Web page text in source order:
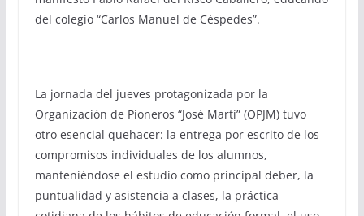
del colegio “Carlos Manuel de Céspedes”.
La jornada del jueves protagonizada por la
Organización de Pioneros “José Martí” (OPJM) tuvo
otro esencial quehacer: la entrega por escrito de los
compromisos individuales de los alumnos,
manteniéndose el estudio como principal deber, la
puntualidad y asistencia a clases, la práctica